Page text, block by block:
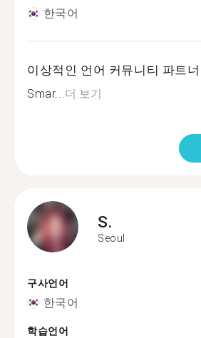
한국어
이상적인 언어 커뮤니티 파트너
Smar...더 보기
S.
Seoul
구사언어
한국어
학습언어